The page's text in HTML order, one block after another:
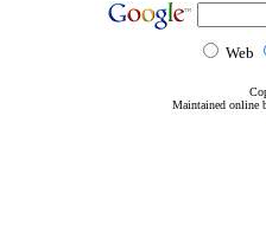
Web
Maintained online